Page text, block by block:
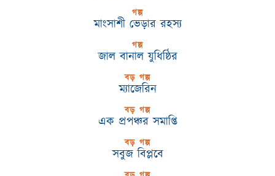
গল্প
মাংসাশী ভেড়ার রহস্য
গল্প
জাল বানাল যুধিষ্ঠির
বড় গল্প
ম্যাজেরিন
বড় গল্প
এক প্রপঞ্চর সমাপ্তি
বড় গল্প
সবুজ বিপ্লবে